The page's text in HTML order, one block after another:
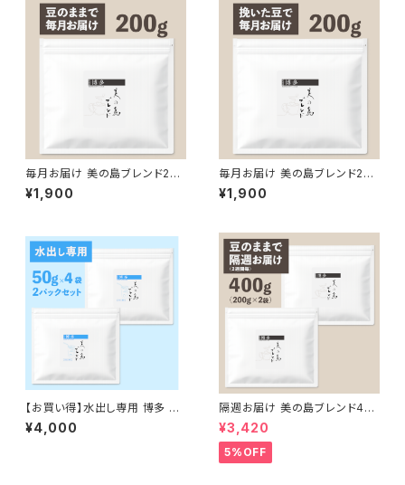
毎月お届け 美の島ブレンド200
g【豆のまま】
¥1,900
毎月お届け 美の島ブレンド200
g【挽いた豆】
¥1,900
【お買い得】水出し専用 博多 美
の島ブレンド［５０g×４個入］２
セット
¥4,000
隔週お届け 美の島ブレンド40
0g【豆のまま】（200g×2袋）
¥3,420
5%OFF